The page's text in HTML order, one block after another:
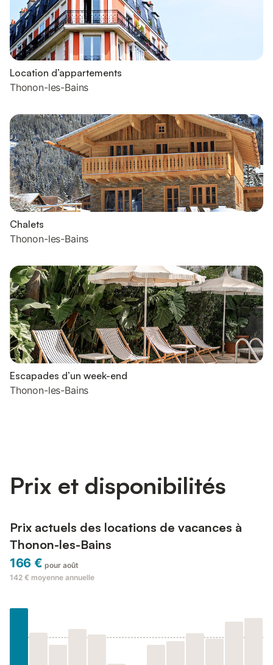
Location d’appartements
Thonon-les-Bains
Chalets
Thonon-les-Bains
Escapades d’un week-end
Thonon-les-Bains
Prix et disponibilités
Prix actuels des locations de vacances à
Thonon-les-Bains
166 € pour août
142 € moyenne annuelle